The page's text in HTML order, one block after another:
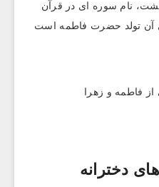
نام سوره ای در قرآن
آن تولد حضرت فاطمه است
فاطمه و زهرا
دخترانه